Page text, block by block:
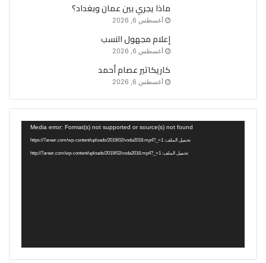
ماذا يجري بين عمان وبغداد؟
أغسطس 6, 2026
إعلام مجهول النسب
أغسطس 6, 2026
كاريكاتير عصام أحمد
أغسطس 6, 2026
Media error: Format(s) not supported or source(s) not found
تحميل الملف: https://7areer.com/wp-content/uploads/2019/02/voda2018.mp4?_=1
تحميل الملف: http://7areer.com/wp-content/uploads/2019/02/voda2018.mp4?_=1